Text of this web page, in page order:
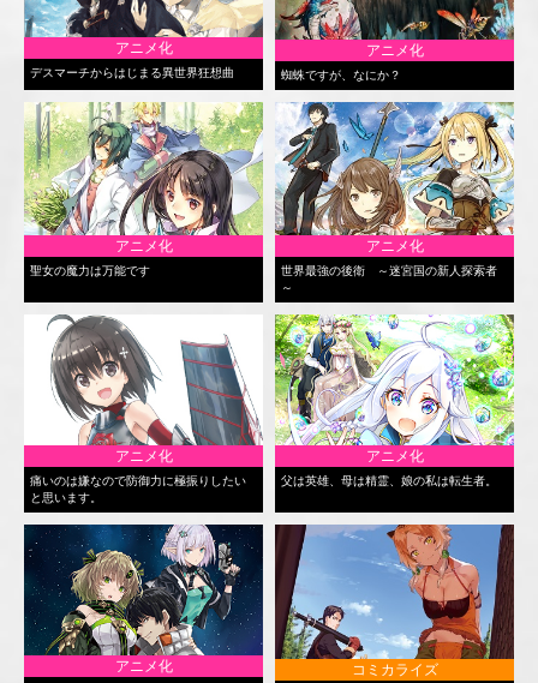
アニメ化
デスマーチからはじまる異世界狂想曲
アニメ化
蜘蛛ですが、なにか？
アニメ化
聖女の魔力は万能です
アニメ化
世界最強の後衛 ～迷宮国の新人探索者
～
アニメ化
痛いのは嫌なので防御力に極振りしたい
と思います。
アニメ化
父は英雄、母は精霊、娘の私は転生者。
アニメ化 コミカライズ